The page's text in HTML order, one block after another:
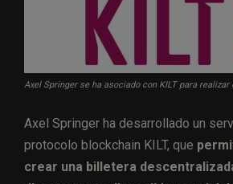
Axel Springer se ha asociado con KILT para realizar
Axel Springer ha desarrollado un
protocolo blockchain KILT, que
crear una billetera